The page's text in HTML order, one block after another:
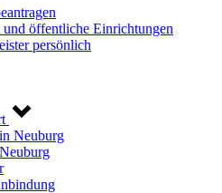
und öffentliche Einrichtungen
persönlich
Neuburg